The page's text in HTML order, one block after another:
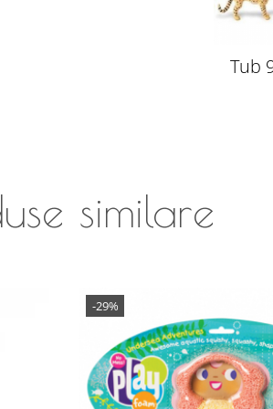
Tub
similare
-29%